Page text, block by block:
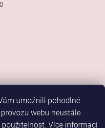
umožnili pohodlné
webu neustále
Více informací